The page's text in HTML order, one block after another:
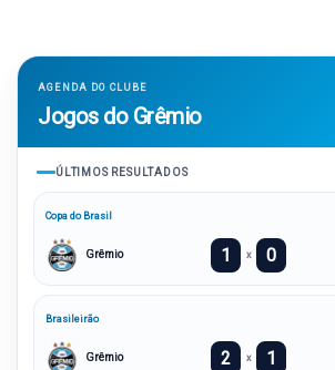
AGENDA DO CLUBE
Jogos do Grêmio
ÚLTIMOS RESULTADOS
Copa do Brasil
Grêmio 1 x 0
Brasileirão
Grêmio 2 x 1